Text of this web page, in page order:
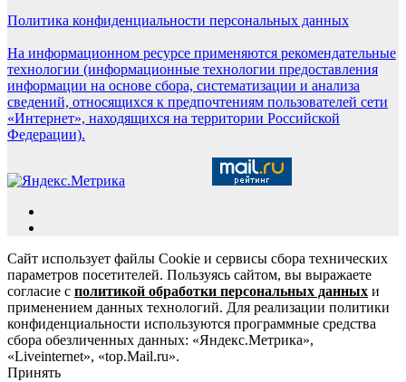
Политика конфиденциальности персональных данных
На информационном ресурсе применяются рекомендательные
технологии (информационные технологии предоставления
информации на основе сбора, систематизации и анализа
сведений, относящихся к предпочтениям пользователей сети
«Интернет», находящихся на территории Российской
Федерации).
Сайт использует файлы Cookie и сервисы сбора технических
параметров посетителей. Пользуясь сайтом, вы выражаете
согласие с политикой обработки персональных данных и
применением данных технологий. Для реализации политики
конфиденциальности используются программные средства
сбора обезличенных данных: «Яндекс.Метрика»,
«Liveinternet», «top.Mail.ru».
Принять